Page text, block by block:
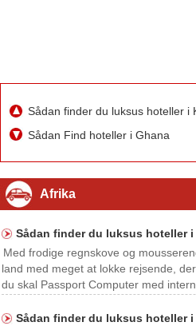
Sådan finder du luksus hoteller i
Sådan Find hoteller i Ghana
Afrika
Sådan finder du luksus hoteller i
Med frodige regnskove og
land med meget at lokke rejsende,
du skal Passport Computer med
City, Panama 1 Giv Instituto
Sådan finder du luksus hoteller i